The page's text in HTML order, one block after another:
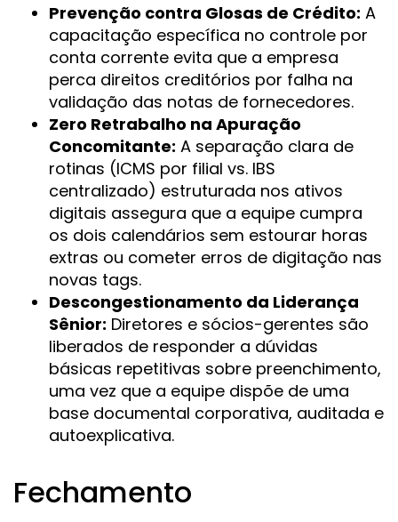
Prevenção contra Glosas de Crédito: A
capacitação específica no controle por
conta corrente evita que a empresa
perca direitos creditórios por falha na
validação das notas de fornecedores.
Zero Retrabalho na Apuração
Concomitante: A separação clara de
rotinas (ICMS por filial vs. IBS
centralizado) estruturada nos ativos
digitais assegura que a equipe cumpra
os dois calendários sem estourar horas
extras ou cometer erros de digitação nas
novas tags.
Descongestionamento da Liderança
Sênior: Diretores e sócios-gerentes são
liberados de responder a dúvidas
básicas repetitivas sobre preenchimento,
uma vez que a equipe dispõe de uma
base documental corporativa, auditada e
autoexplicativa.
Fechamento